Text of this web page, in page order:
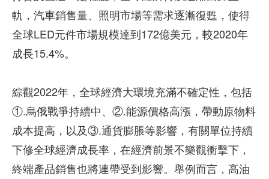
軌，汽車銷售量、照明市場等需求逐漸復甦，使得
全球LED元件市場規模達到172億美元，較2020年
成長15.4%。
綜觀2022年，全球經濟大環境充滿不確定性，包括
①.烏俄戰爭持續中、②.能源價格高漲，帶動原物料
成本提高，以及③.通貨膨脹等影響，有關單位持續
下修全球經濟成長率，在經濟前景不樂觀衝擊下，
終端產品銷售也將連帶受到影響。舉例而言，高油